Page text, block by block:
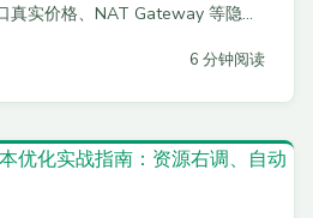
真实价格、NAT Gateway 等隐藏
6 分钟阅读